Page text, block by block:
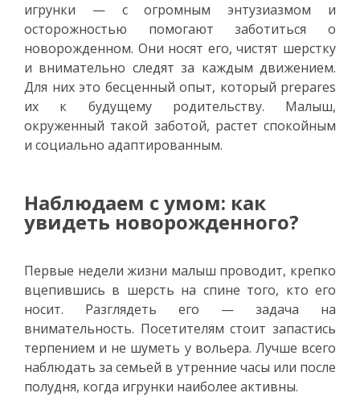
игрунки — с огромным энтузиазмом и
осторожностью помогают заботиться о
новорожденном. Они носят его, чистят шерстку
и внимательно следят за каждым движением.
Для них это бесценный опыт, который prepares
их к будущему родительству. Малыш,
окруженный такой заботой, растет спокойным
и социально адаптированным.
Наблюдаем с умом: как
увидеть новорожденного?
Первые недели жизни малыш проводит, крепко
вцепившись в шерсть на спине того, кто его
носит. Разглядеть его — задача на
внимательность. Посетителям стоит запастись
терпением и не шуметь у вольера. Лучше всего
наблюдать за семьей в утренние часы или после
полудня, когда игрунки наиболее активны.